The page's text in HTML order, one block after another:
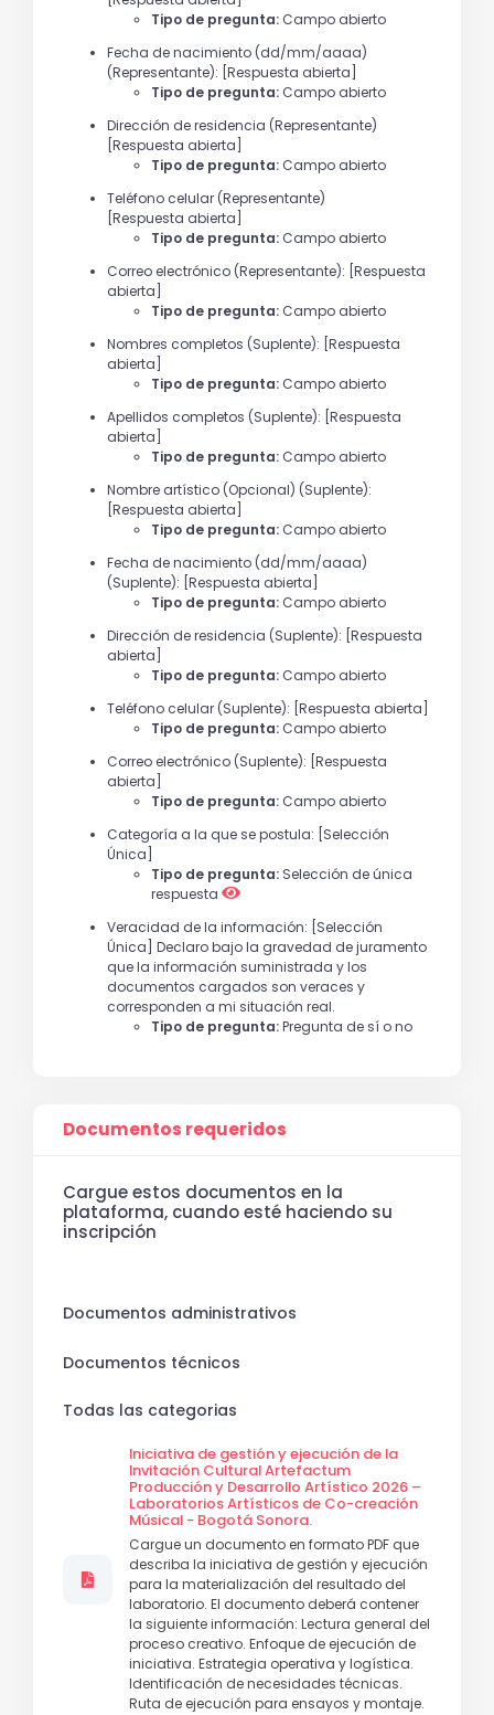
Tipo de pregunta: Campo abierto
Fecha de nacimiento (dd/mm/aaaa)
(Representante): [Respuesta abierta]
Tipo de pregunta: Campo abierto
Dirección de residencia (Representante)
[Respuesta abierta]
Tipo de pregunta: Campo abierto
Teléfono celular (Representante)
[Respuesta abierta]
Tipo de pregunta: Campo abierto
Correo electrónico (Representante): [Respuesta
abierta]
Tipo de pregunta: Campo abierto
Nombres completos (Suplente): [Respuesta
abierta]
Tipo de pregunta: Campo abierto
Apellidos completos (Suplente): [Respuesta
abierta]
Tipo de pregunta: Campo abierto
Nombre artístico (Opcional) (Suplente):
[Respuesta abierta]
Tipo de pregunta: Campo abierto
Fecha de nacimiento (dd/mm/aaaa)
(Suplente): [Respuesta abierta]
Tipo de pregunta: Campo abierto
Dirección de residencia (Suplente): [Respuesta
abierta]
Tipo de pregunta: Campo abierto
Teléfono celular (Suplente): [Respuesta abierta]
Tipo de pregunta: Campo abierto
Correo electrónico (Suplente): [Respuesta
abierta]
Tipo de pregunta: Campo abierto
Categoría a la que se postula: [Selección
Única]
Tipo de pregunta: Selección de única
respuesta
Veracidad de la información: [Selección
Única] Declaro bajo la gravedad de juramento
que la información suministrada y los
documentos cargados son veraces y
corresponden a mi situación real.
Tipo de pregunta:Pregunta de sí o no
Documentos requeridos
Cargue estos documentos en la
plataforma, cuando esté haciendo su
inscripción
Documentos administrativos
Documentos técnicos
Todas las categorias
Iniciativa de gestión y ejecución de la
Invitación Cultural Artefactum
Producción y Desarrollo Artístico 2026 –
Laboratorios Artísticos de Co-creación
Músical - Bogotá Sonora.
Cargue un documento en formato PDF que
describa la iniciativa de gestión y ejecución
para la materialización del resultado del
laboratorio. El documento deberá contener
la siguiente información: Lectura general del
proceso creativo. Enfoque de ejecución de
iniciativa. Estrategia operativa y logística.
Identificación de necesidades técnicas.
Ruta de ejecución para ensayos y montaje.